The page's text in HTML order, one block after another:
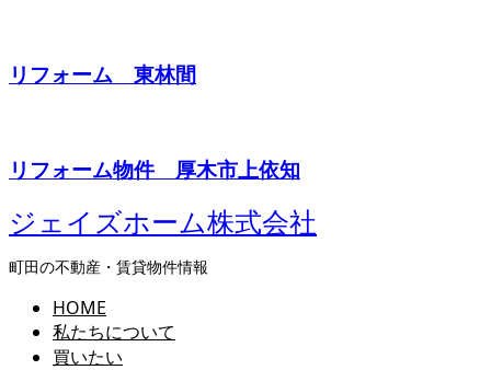
リフォーム 東林間
リフォーム物件 厚木市上依知
ジェイズホーム株式会社
町田の不動産・賃貸物件情報
HOME
私たちについて
買いたい